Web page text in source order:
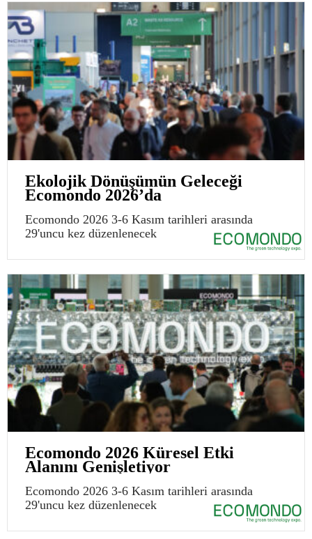
Ekolojik Dönüşümün Geleceği
Ecomondo 2026’da
Ecomondo 2026 3-6 Kasım tarihleri arasında
29'uncu kez düzenlenecek
Ecomondo 2026 Küresel Etki
Alanını Genişletiyor
Ecomondo 2026 3-6 Kasım tarihleri arasında
29'uncu kez düzenlenecek